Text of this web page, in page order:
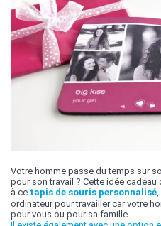
Votre homme passe du temps sur
pour son travail ? Cette idée
à ce tapis de souris personnalisé
ordinateur pour travailler car votre
pour vous ou pour sa famille.